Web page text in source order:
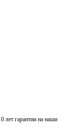
лет гарантии на наши